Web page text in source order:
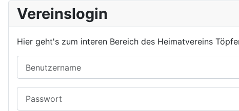
Vereinslogin
Hier geht's zum interen Bereich des Heimatvereins